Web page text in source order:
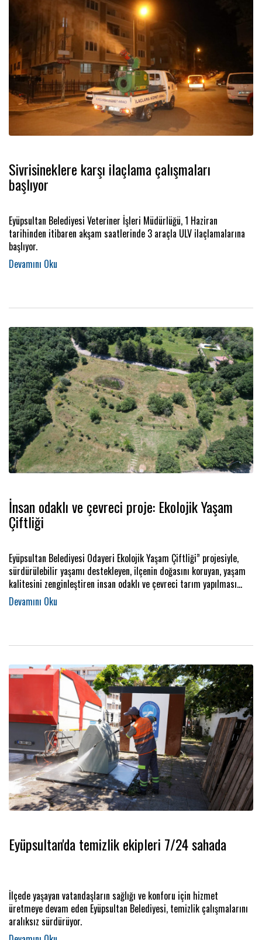
Sivrisineklere karşı ilaçlama çalışmaları
başlıyor
Eyüpsultan Belediyesi Veteriner İşleri Müdürlüğü, 1 Haziran
tarihinden itibaren akşam saatlerinde 3 araçla ULV ilaçlamalarına
başlıyor.
İnsan odaklı ve çevreci proje: Ekolojik Yaşam
Çiftliği
Eyüpsultan Belediyesi Odayeri Ekolojik Yaşam Çiftliği” projesiyle,
sürdürülebilir yaşamı destekleyen, ilçenin doğasını koruyan, yaşam
kalitesini zenginleştiren insan odaklı ve çevreci tarım yapılması
sağlanıyor.
Eyüpsultan'da temizlik ekipleri 7/24 sahada
İlçede yaşayan vatandaşların sağlığı ve konforu için hizmet
üretmeye devam eden Eyüpsultan Belediyesi, temizlik çalışmalarını
aralıksız sürdürüyor.